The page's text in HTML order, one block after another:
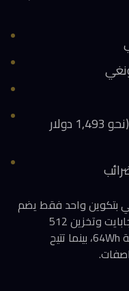
سنغافورة: 1,930 دولار سنغافوري (نحو 1,493 دولار
بتكوين واحد فقط يضم
معالج Ryzen AI 5 430 وذاكرة 16 جيجابايت وتخزين 512
جيجابايت SSD وشاشة 60Hz مع بطارية 64Wh، بينما تتيح